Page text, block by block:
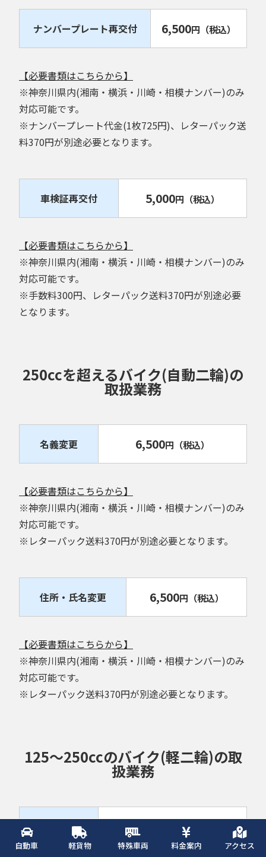
自動車 軽貨物 特殊車両 料金案内 アクセス
ナンバープレート再交付 6,500円 （税込）
【必要書類はこちらから】
※神奈川県内(湘南・横浜・川崎・相模ナンバー)のみ
対応可能です。
※ナンバープレート代金(1枚725円)、レターパック送
料370円が別途必要となります。
車検証再交付 5,000円 （税込）
【必要書類はこちらから】
※神奈川県内(湘南・横浜・川崎・相模ナンバー)のみ
対応可能です。
※手数料300円、レターパック送料370円が別途必要
となります。
250ccを超えるバイク(自動二輪)の
取扱業務
名義変更 6,500円 （税込）
【必要書類はこちらから】
※神奈川県内(湘南・横浜・川崎・相模ナンバー)のみ
対応可能です。
※レターパック送料370円が別途必要となります。
住所・氏名変更 6,500円 （税込）
【必要書類はこちらから】
※神奈川県内(湘南・横浜・川崎・相模ナンバー)のみ
対応可能です。
※レターパック送料370円が別途必要となります。
125～250ccのバイク(軽二輪)の取
扱業務
名義変更 6,500 （税込）